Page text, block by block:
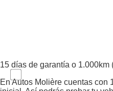
15 días de garantía o 1.000km
En Autos Molière cuentas con